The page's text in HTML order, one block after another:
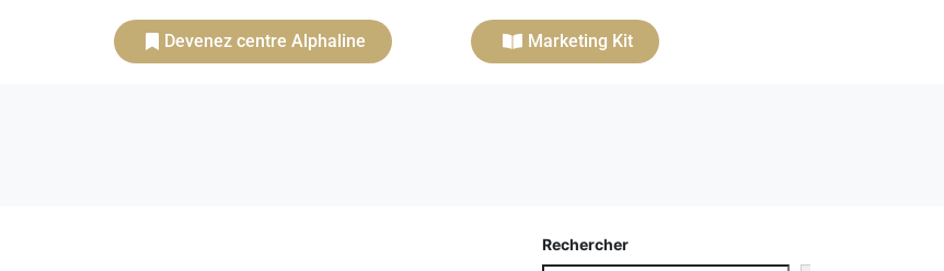
Devenez centre Alphaline Marketing Kit
Rechercher